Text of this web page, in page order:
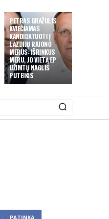
PETRAS GRAŽULIS
KVIEČIAMAS
KANDIDATUOTI Į
LAZDIJŲ RAJONO
MERUS: IŠRINKUS
MERU, JO VIETĄ EP
UŽIMTŲ NAGLIS
PUTEIKIS
PATINKA